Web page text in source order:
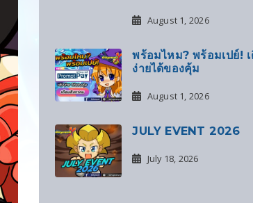
August 1, 2026
พร้อมไหม? พร้อมเปย์!
ง่ายได้ของคุ้ม
August 1, 2026
JULY EVENT 2026
July 18, 2026